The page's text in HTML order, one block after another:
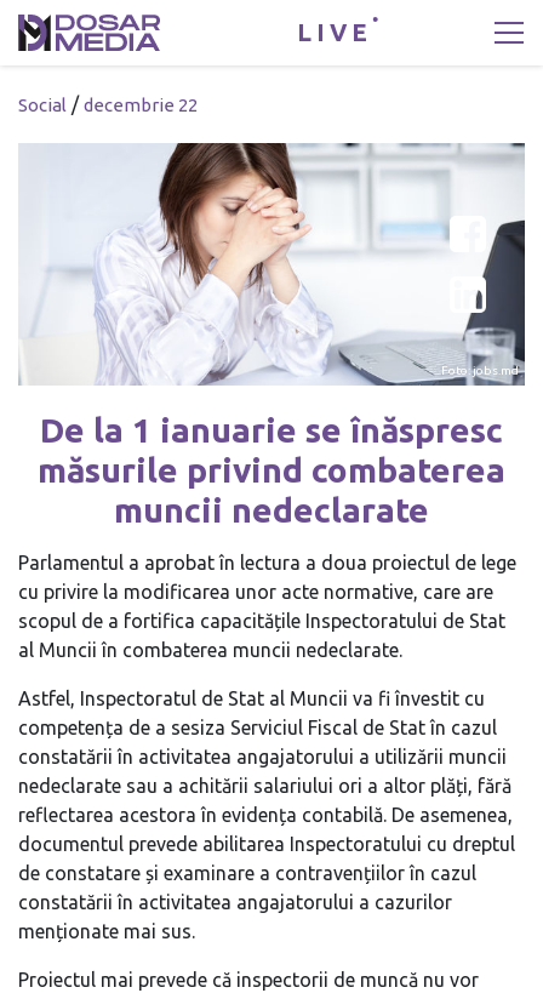
LIVE
Social /decembrie 22
Foto: jobs.md
De la 1 ianuarie se înăspresc
măsurile privind combaterea
muncii nedeclarate
Parlamentul a aprobat în lectura a doua proiectul de lege
cu privire la modificarea unor acte normative, care are
scopul de a fortifica capacitățile Inspectoratului de Stat
al Muncii în combaterea muncii nedeclarate.
Astfel, Inspectoratul de Stat al Muncii va fi învestit cu
competența de a sesiza Serviciul Fiscal de Stat în cazul
constatării în activitatea angajatorului a utilizării muncii
nedeclarate sau a achitării salariului ori a altor plăți, fără
reflectarea acestora în evidența contabilă. De asemenea,
documentul prevede abilitarea Inspectoratului cu dreptul
de constatare și examinare a contravențiilor în cazul
constatării în activitatea angajatorului a cazurilor
menționate mai sus.
Proiectul mai prevede că inspectorii de muncă nu vor